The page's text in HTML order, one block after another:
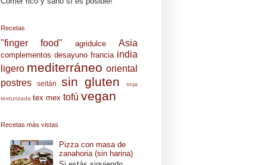
Recetas
"finger food" agridulce Asia
complementos desayuno francia india
ligero mediterráneo oriental
postres
seitán sin gluten soja
texturizada tex mex tofú vegan
Recetas más vistas
Pizza con masa de
zanahoria (sin harina)